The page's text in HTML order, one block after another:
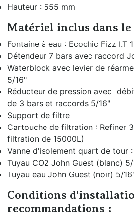
Hauteur : 555 mm
Matériel inclus dans le
Fontaine à eau : Ecochic Fizz I.T
Détendeur 7 bars avec raccord
Waterblock avec levier de
5/16"
Réducteur de pression avec
de 3 bars et raccords 5/16"
Support de filtre
Cartouche de filtration : Refiner
filtration de 15000L)
Vanne d'isolement quart de tour
Tuyau CO2 John Guest (blanc)
Tuyau eau John Guest (noir) 5/
Conditions
recommandations :